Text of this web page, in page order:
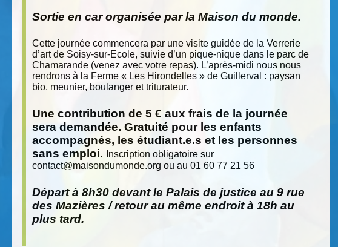
Sortie en car organisée par la Maison du monde.
Cette journée commencera par une visite guidée de la Verrerie
d’art de Soisy-sur-Ecole, suivie d’un pique-nique dans le parc de
Chamarande (venez avec votre repas). L’après-midi nous nous
rendrons à la Ferme « Les Hirondelles » de Guillerval : paysan
bio, meunier, boulanger et triturateur.
Une contribution de 5 € aux frais de la journée
sera demandée. Gratuité pour les enfants
accompagnés, les étudiant.e.s et les personnes
sans emploi.
Inscription obligatoire sur
contact@maisondumonde.org ou au 01 60 77 21 56
Départ à 8h30 devant le Palais de justice au 9 rue
des Mazières / retour au même endroit à 18h au
plus tard.